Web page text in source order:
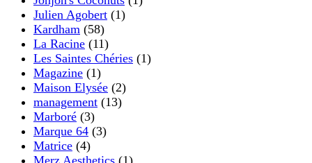
Julien Agobert (1)
Kardham (58)
La Racine (11)
Les Saintes Chéries (1)
Magazine (1)
Maison Elysée (2)
management (13)
Marboré (3)
Marque 64 (3)
Matrice (4)
Merz Aesthetics (1)